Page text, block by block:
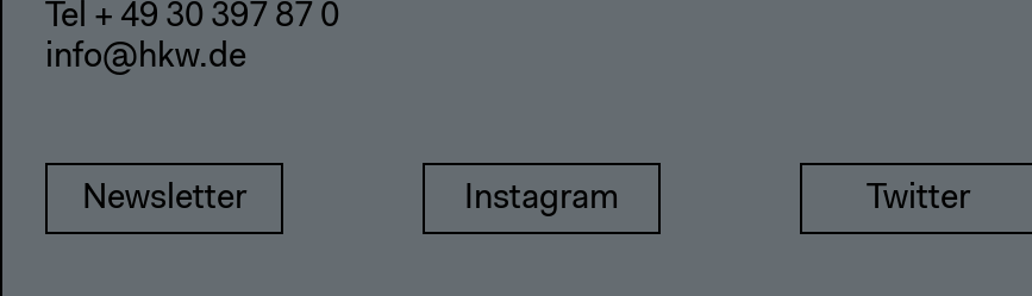
Tel + 49 30 397 87 0
info@hkw.de
Newsletter Instagram Twitter